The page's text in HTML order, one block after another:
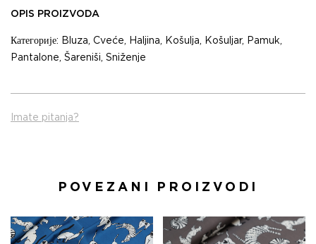
OPIS PROIZVODA
Категорије: Bluza, Cveće, Haljina, Košulja, Košuljar, Pamuk,
Pantalone, Šareniši, Sniženje
Imate pitanja?
POVEZANI PROIZVODI